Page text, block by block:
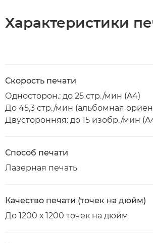
Характеристики
Скорость печати
Односторон.: до 25 стр./мин (A4)
До 45,3 стр./мин (альбомная
Двусторонняя: до 15 изобр./мин
Способ печати
Лазерная печать
Качество печати (точек на дюйм)
До 1200 х 1200 точек на дюйм